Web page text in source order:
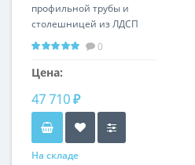
профильной трубы и
столешницей из ЛДСП
100 см BN007
0
Цена:
47 710 ₽
На складе